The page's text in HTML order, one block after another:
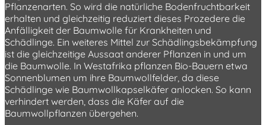
Pflanzenarten. So wird die natürliche Bodenfruchtbarkeit
erhalten und gleichzeitig reduziert dieses Prozedere die
Anfälligkeit der Baumwolle für Krankheiten und
Schädlinge. Ein weiteres Mittel zur Schädlingsbekämpfung
ist die gleichzeitige Aussaat anderer Pflanzen in und um
die Baumwolle. In Westafrika pflanzen Bio-Bauern etwa
Sonnenblumen um ihre Baumwollfelder, da diese
Schädlinge wie Baumwollkapselkäfer anlocken. So kann
verhindert werden, dass die Käfer auf die
Baumwollpflanzen übergehen.